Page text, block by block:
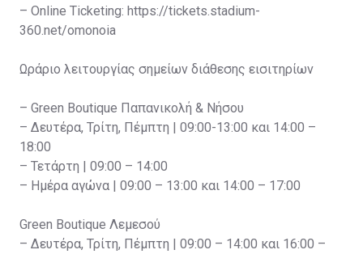
– Online Ticketing: https://tickets.stadium-
360.net/omonoia
Ωράριο λειτουργίας σημείων διάθεσης εισιτηρίων
– Green Boutique Παπανικολή & Νήσου
– Δευτέρα, Τρίτη, Πέμπτη | 09:00-13:00 και 14:00 –
18:00
– Τετάρτη | 09:00 – 14:00
– Ημέρα αγώνα | 09:00 – 13:00 και 14:00 – 17:00
Green Boutique Λεμεσού
– Δευτέρα, Τρίτη, Πέμπτη | 09:00 – 14:00 και 16:00 –